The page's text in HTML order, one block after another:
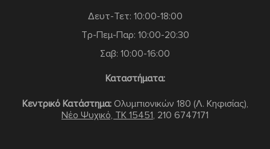
Δευτ-Τετ: 10:00-18:00
Τρ-Πεμ-Παρ: 10:00-20:30
Σαβ: 10:00-16:00
Καταστήματα:
Κεντρικό Κατάστημα:Ολυμπιονικών 180 (Λ. Κηφισίας),
Νέο Ψυχικό, TK 15451, 210 6747171